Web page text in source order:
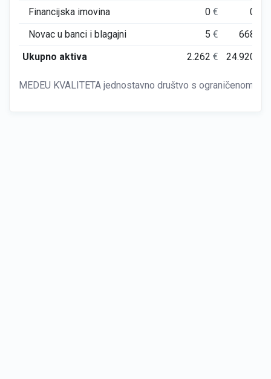
Financijska imovina
0€ 0
Novac u banci i blagajni
5€ 668
Ukupno aktiva
2.262€ 24.920
MEDEU KVALITETA jednostavno društvo s ograničenom